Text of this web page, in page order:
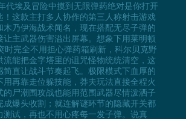
代埃及冒险中摸到无限弹药绝对是你打开
！这款主打多人协作的第三人称射击游戏
木乃伊海战术闻名，现在搭配无尽子弹的
让主武器伤害溢出屏幕。想象下用莱明顿
时完全不用担心弹药箱刷新，科尔贝克野
流能把金字塔里的诅咒怪物统统清空，这
简直让战斗节奏起飞。极限模式下血厚的
用再靠走位躲技能，莽夫玩法直接全程火
的尸潮围攻战也能用范围武器尽情泼洒子
成爆头收割；就连解谜环节的隐藏开关都
测试，再也不用心疼每一发子弹。说真